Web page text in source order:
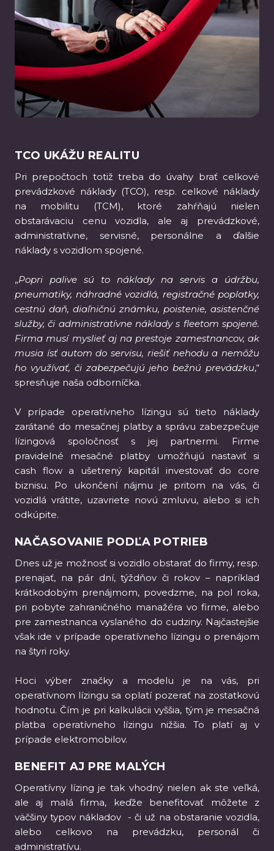
TCO UKÁŽU REALITU
Pri prepočtoch totiž treba do úvahy brať celkové
prevádzkové náklady (TCO), resp. celkové náklady
na mobilitu (TCM), ktoré zahŕňajú nielen
obstarávaciu cenu vozidla, ale aj prevádzkové,
administratívne, servisné, personálne a ďalšie
náklady s vozidlom spojené.
„Popri palive sú to náklady na servis a údržbu,
pneumatiky, náhradné vozidlá, registračné poplatky,
cestnú daň, diaľničnú známku, poistenie, asistenčné
služby, či administratívne náklady s fleetom spojené.
Firma musí myslieť aj na prestoje zamestnancov, ak
musia ísť autom do servisu, riešiť nehodu a nemôžu
ho využívať, či zabezpečujú jeho bežnú prevádzku,“
spresňuje naša odborníčka.
V prípade operatívneho lízingu sú tieto náklady
zarátané do mesačnej platby a správu zabezpečuje
lízingová spoločnosť s jej partnermi. Firme
pravidelné mesačné platby umožňujú nastaviť si
cash flow a ušetrený kapitál investovať do core
biznisu. Po ukončení nájmu je pritom na vás, či
vozidlá vrátite, uzavriete novú zmluvu, alebo si ich
odkúpite.
NAČASOVANIE PODĽA POTRIEB
Dnes už je možnosť si vozidlo obstarať do firmy, resp.
prenajať, na pár dní, týždňov či rokov – napríklad
krátkodobým prenájmom, povedzme, na pol roka,
pri pobyte zahraničného manažéra vo firme, alebo
pre zamestnanca vyslaného do cudziny. Najčastejšie
však ide v prípade operatívneho lízingu o prenájom
na štyri roky.
Hoci výber značky a modelu je na vás, pri
operatívnom lízingu sa oplatí pozerať na zostatkovú
hodnotu. Čím je pri kalkulácii vyššia, tým je mesačná
platba operatívneho lízingu nižšia. To platí aj v
prípade elektromobilov.
BENEFIT AJ PRE MALÝCH
Operatívny lízing je tak vhodný nielen ak ste veľká,
ale aj malá firma, keďže benefitovať môžete z
väčšiny typov nákladov - či už na obstaranie vozidla,
alebo celkovo na prevádzku, personál či
administratívu.